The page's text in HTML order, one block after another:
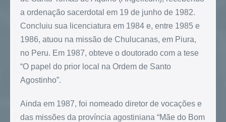
a ordenação sacerdotal em 19 de junho de 1982.
Concluiu sua licenciatura em 1984 e, entre 1985 e
1986, atuou na missão de Chulucanas, em Piura,
no Peru. Em 1987, obteve o doutorado com a tese
“O papel do prior local na Ordem de Santo
Agostinho”.
Ainda em 1987, foi nomeado diretor de vocações e
das missões da província agostiniana “Mãe do Bom